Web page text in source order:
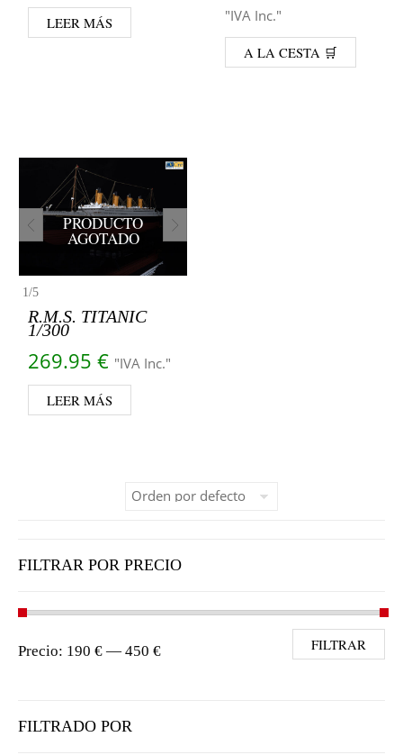
FILTRAR POR PRECIO
FILTRAR
Precio: 190 € — 450 €
FILTRADO POR
LEER MÁS "IVA Inc."
A LA CESTA 🛒
1/5
PRODUCTO
AGOTADO
R.M.S. TITANIC
1/300
269.95 € "IVA Inc."
LEER MÁS